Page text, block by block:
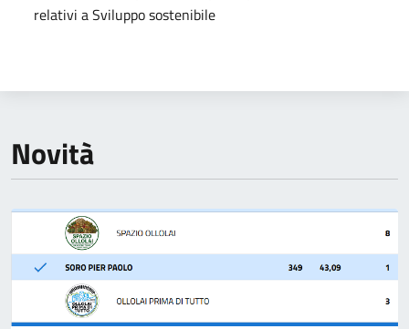
relativi a Sviluppo sostenibile
Novità